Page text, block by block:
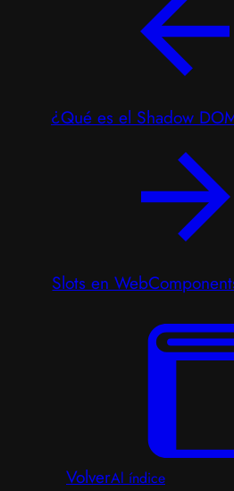
¿Qué es el Shadow
Slots en
VolverAl índice